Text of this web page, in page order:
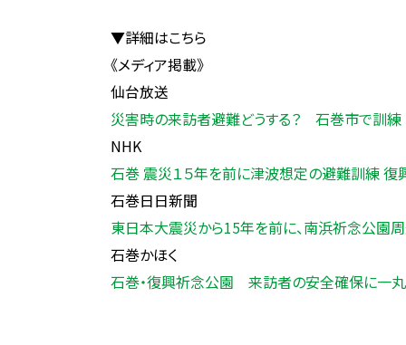
▼詳細はこちら
《メディア掲載》
仙台放送
災害時の来訪者避難どうする？ 石巻市で訓
NHK
石巻 震災１５年を前に津波想定の避難訓練 復
石巻日日新聞
東日本大震災から15年を前に、南浜祈念公
石巻かほく
石巻・復興祈念公園 来訪者の安全確保に一